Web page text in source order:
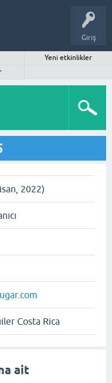
Giriş
Yeni etkinlikler
2022)
Costa Rica
ait